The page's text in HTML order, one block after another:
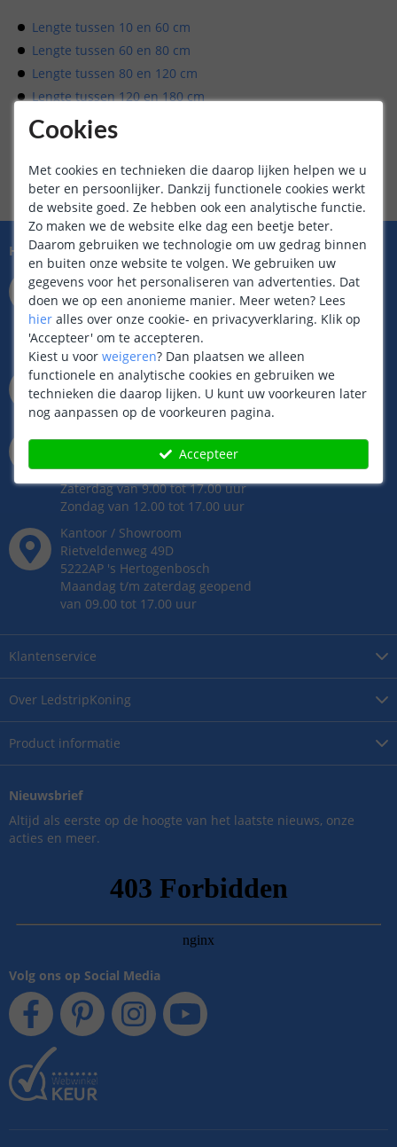
Lengte tussen 10 en 60 cm
Lengte tussen 60 en 80 cm
Lengte tussen 80 en 120 cm
Lengte tussen 120 en 180 cm
Lengte tussen 180 en 220 cm
Lengte tussen 220 en 270 cm
Lengte tussen 270 en 550 cm
Over LedstripKoning
Product informatie
Klantenservice
Hulp nodig?
073 704 11 01
Bereikbaar op ma t/m vr
van 9.00 tot 22.00 uur
Zaterdag van 9.00 tot 17.00 uur
Zondag van 12.00 tot 17.00 uur
info@ledstripkoning.be
Binnen 24 uur antwoord,
meestal sneller!
073 704 11 00
Whatsapp op ma t/m vr
van 9.00 tot 22.00 uur
Zaterdag van 9.00 tot 17.00 uur
Zondag van 12.00 tot 17.00 uur
Kantoor / Showroom
Rietveldenweg 49D
5222AP 's Hertogenbosch
Maandag t/m zaterdag geopend
van 09.00 tot 17.00 uur
Nieuwsbrief
Altijd als eerste op de hoogte van het laatste nieuws, onze
acties en meer.
Volg ons op Social Media
Cookies
Met cookies en technieken die daarop lijken helpen we u
beter en persoonlijker. Dankzij functionele cookies werkt
de website goed. Ze hebben ook een analytische functie.
Zo maken we de website elke dag een beetje beter.
Daarom gebruiken we technologie om uw gedrag binnen
en buiten onze website te volgen. We gebruiken uw
gegevens voor het personaliseren van advertenties. Dat
doen we op een anonieme manier. Meer weten? Lees
hier alles over onze cookie- en privacyverklaring. Klik op
'Accepteer' om te accepteren.
Kiest u voor weigeren? Dan plaatsen we alleen
functionele en analytische cookies en gebruiken we
technieken die daarop lijken. U kunt uw voorkeuren later
nog aanpassen op de voorkeuren pagina.
Accepteer